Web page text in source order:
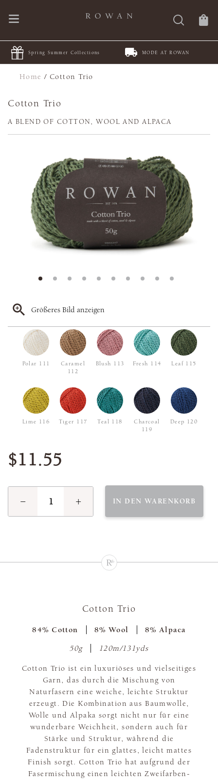
Spring Summer Collections MODE AT ROWAN
Home /Cotton Trio
Cotton Trio
A BLEND OF COTTON, WOOL AND ALPACA
Größeres Bild anzeigen
Polar 111
Caramel
112
Blush 113 Fresh 114 Leaf 115
Lime 116 Tiger 117 Teal 118
Charcoal
119
Deep 120
$11.55
− + IN DEN WARENKORB
Cotton Trio
84% Cotton 8% Wool 8% Alpaca
50g 120m/131yds
Cotton Trio ist ein luxuriöses und vielseitiges
Garn, das durch die Mischung von
Naturfasern eine weiche, leichte Struktur
erzeugt. Die Kombination aus Baumwolle,
Wolle und Alpaka sorgt nicht nur für eine
wunderbare Weichheit, sondern auch für
Stärke und Struktur, während die
Fadenstruktur für ein glattes, leicht mattes
Finish sorgt. Cotton Trio hat aufgrund der
Fasermischung einen leichten Zweifarben-